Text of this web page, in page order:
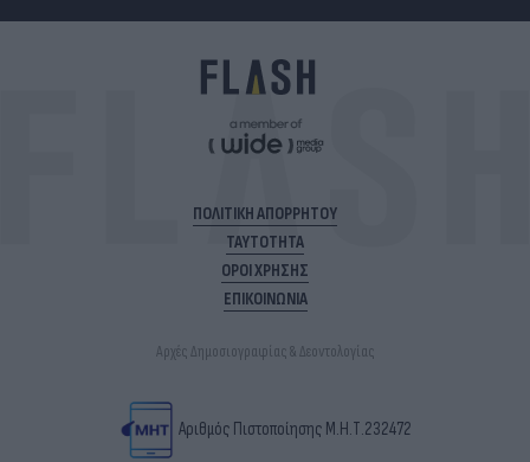
ΠΟΛΙΤΙΚΗ ΑΠΟΡΡΗΤΟΥ
ΤΑΥΤΟΤΗΤΑ
ΟΡΟΙ ΧΡΗΣΗΣ
ΕΠΙΚΟΙΝΩΝΙΑ
Αρχές Δημοσιογραφίας & Δεοντολογίας
Αριθμός Πιστοποίησης Μ.Η.Τ.232472